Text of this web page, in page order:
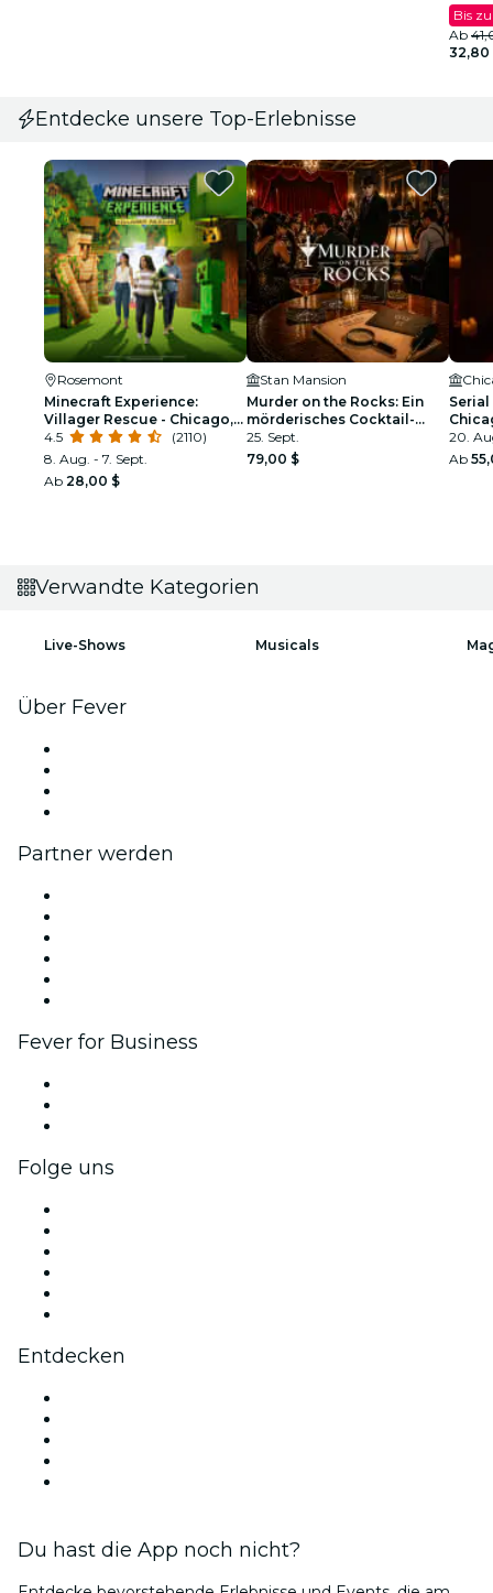
Bis
Ab
32,80
Entdecke unsere Top-Erlebnisse
Rosemont
Minecraft Experience:
Villager Rescue - Chicago,
IL
4.5
(2110)
8. Aug. - 7. Sept.
Ab 28,00 $
Stan Mansion
Murder on the Rocks: Ein
mörderisches Cocktail-
Erlebnis
25. Sept.
79,00 $
20.
Ab
Verwandte Kategorien
Live-Shows Musicals
Über Fever
Partner werden
Fever for Business
Folge uns
Entdecken
Du hast die App noch nicht?